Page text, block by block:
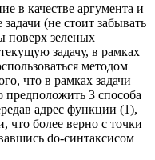
в качестве аргумента и
(не стоит забывать
поверх зеленых
задачу, в рамках
методом
что в рамках задачи
3 способа
адрес функции (1),
что более верно с точки
do-синтаксисом